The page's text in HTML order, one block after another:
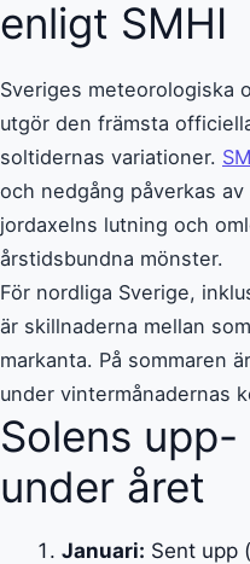
enligt SMHI
Sveriges meteorologiska
utgör den främsta
soltidernas variationer.
och nedgång påverkas
jordaxelns lutning och
årstidsbundna mönster.
För nordliga Sverige,
är skillnaderna mellan
markanta. På sommaren
under vintermånadernas
Solens
under året
Januari: Sent upp